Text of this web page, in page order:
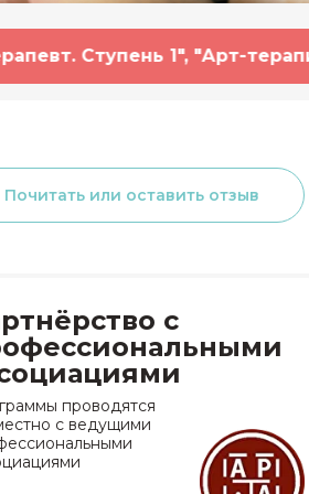
с развитием
такое предусмотрено
что-то про возможности
в проф.сообщества
1", "Арт-терапия в
проводятся
с ведущими
с
Почитать или оставить отзыв